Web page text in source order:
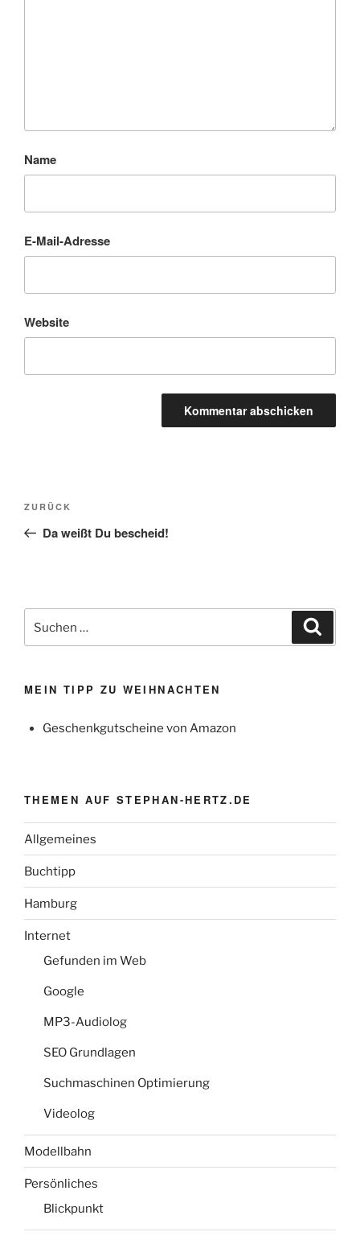
Name
E-Mail-Adresse
Website
Beitragsnavigation
Vorheriger
Beitrag
ZURÜCK
Da weißt Du bescheid!
nach:
MEIN TIPP ZU WEIHNACHTEN
Geschenkgutscheine von Amazon
THEMEN AUF STEPHAN-HERTZ.DE
Allgemeines
Buchtipp
Hamburg
Internet
Gefunden im Web
Google
MP3-Audiolog
SEO Grundlagen
Suchmaschinen Optimierung
Videolog
Modellbahn
Persönliches
Blickpunkt